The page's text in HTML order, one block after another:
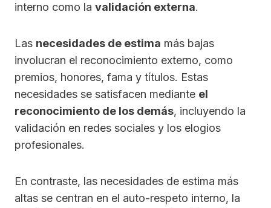
interno como la validación externa.
Las necesidades de estima más bajas
involucran el reconocimiento externo, como
premios, honores, fama y títulos. Estas
necesidades se satisfacen mediante el
reconocimiento de los demás, incluyendo la
validación en redes sociales y los elogios
profesionales.
En contraste, las necesidades de estima más
altas se centran en el auto-respeto interno, la